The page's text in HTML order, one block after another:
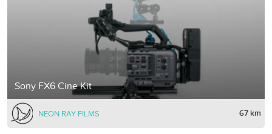
Sony FX6 Cine Kit
NEON RAY FILMS 67 km